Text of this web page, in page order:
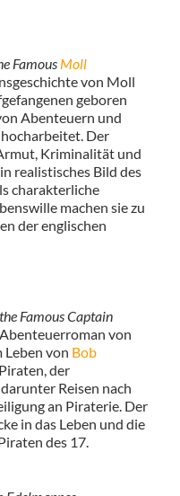
Famous Moll
von Moll
geboren
Abenteuern und
Der
Kriminalität und
realistisches Bild des
charakterliche
machen sie zu
der englischen
Famous Captain
von
Leben von Bob
der
Reisen nach
an Piraterie. Der
in das Leben und die
des 17.